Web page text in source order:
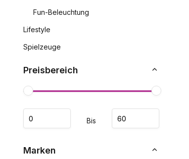
Fun-Beleuchtung
Lifestyle
Spielzeuge
Preisbereich
Bis
Marken